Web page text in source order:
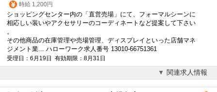
時給 1,200円
ショッピングセンター内の「直営売場」にて、フォーマルシーンに
相応しい装いやアクセサリーのコーディネートなど提案して下さい
。
その他商品の在庫管理や売場管理、ディスプレイといった店舗マネ
ジメント業... ハローワーク求人番号 13010-66751361
受理日：6月19日 有効期限：8月31日
関連求人情報